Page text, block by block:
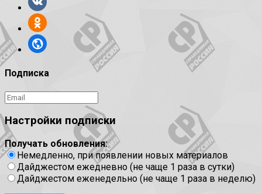
Подписка
Настройки подписки
Получать обновления:
Немедленно, при появлении новых материалов
Дайджестом ежедневно (не чаще 1 раза в сутки)
Дайджестом еженедельно (не чаще 1 раза в неделю)